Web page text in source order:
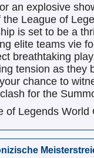
an explosive
the League of
is set to be a
elite teams vie
breathtaking
tension as they
chance to
for the
of Legends World